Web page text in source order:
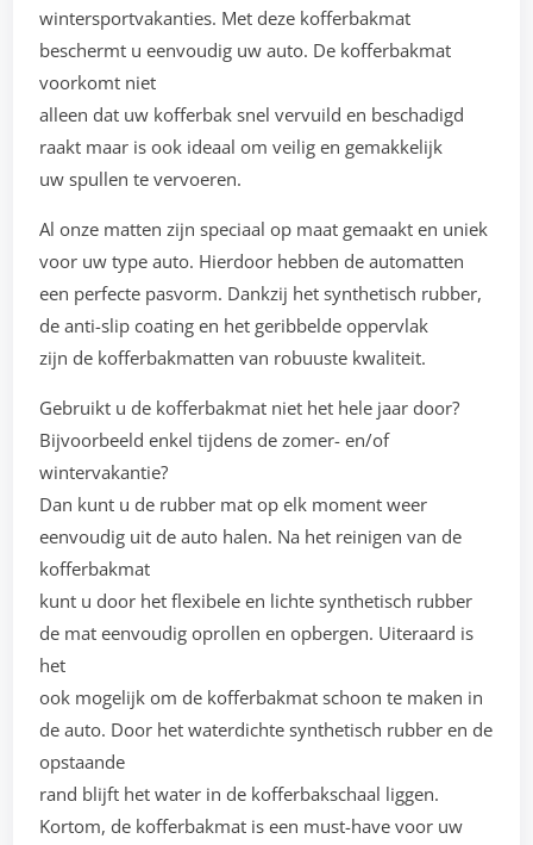
wintersportvakanties. Met deze kofferbakmat
beschermt u eenvoudig uw auto. De kofferbakmat
voorkomt niet
alleen dat uw kofferbak snel vervuild en beschadigd
raakt maar is ook ideaal om veilig en gemakkelijk
uw spullen te vervoeren.
Al onze matten zijn speciaal op maat gemaakt en uniek
voor uw type auto. Hierdoor hebben de automatten
een perfecte pasvorm. Dankzij het synthetisch rubber,
de anti-slip coating en het geribbelde oppervlak
zijn de kofferbakmatten van robuuste kwaliteit.
Gebruikt u de kofferbakmat niet het hele jaar door?
Bijvoorbeeld enkel tijdens de zomer- en/of
wintervakantie?
Dan kunt u de rubber mat op elk moment weer
eenvoudig uit de auto halen. Na het reinigen van de
kofferbakmat
kunt u door het flexibele en lichte synthetisch rubber
de mat eenvoudig oprollen en opbergen. Uiteraard is
het
ook mogelijk om de kofferbakmat schoon te maken in
de auto. Door het waterdichte synthetisch rubber en de
opstaande
rand blijft het water in de kofferbakschaal liggen.
Kortom, de kofferbakmat is een must-have voor uw